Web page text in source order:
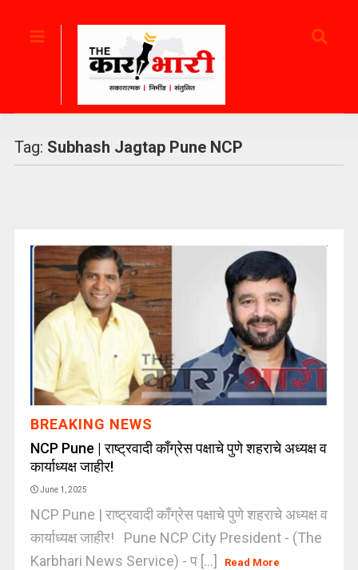
Tag: Subhash Jagtap Pune NCP
BREAKING NEWS
NCP Pune | राष्ट्रवादी काँग्रेस पक्षाचे पुणे शहराचे अध्यक्ष व
कार्याध्यक्ष जाहीर!
June 1, 2025
NCP Pune | राष्ट्रवादी काँग्रेस पक्षाचे पुणे शहराचे अध्यक्ष व
कार्याध्यक्ष जाहीर! Pune NCP City President - (The
Karbhari News Service) - प [...]
Read More